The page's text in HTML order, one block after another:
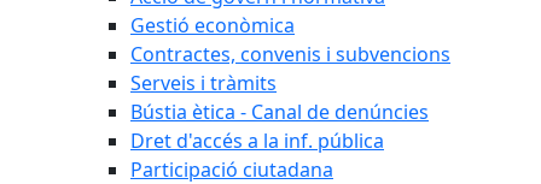
Gestió econòmica
Contractes, convenis i subvencions
Serveis i tràmits
Bústia ètica - Canal de denúncies
Dret d'accés a la inf. pública
Participació ciutadana